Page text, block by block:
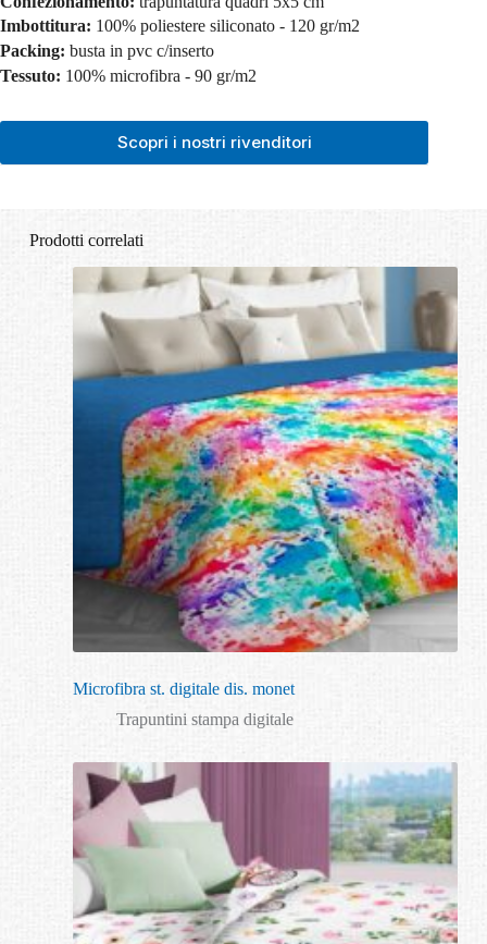
Imbottitura: 100% poliestere siliconato - 120 gr/m2
Packing: busta in pvc c/inserto
Tessuto: 100% microfibra - 90 gr/m2
Scopri i nostri rivenditori
Prodotti correlati
Microfibra st. digitale dis. monet
Trapuntini stampa digitale